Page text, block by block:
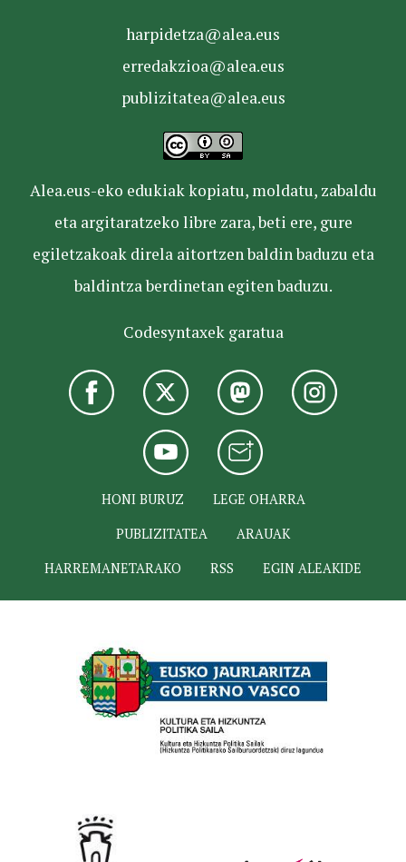
harpidetza@alea.eus
erredakzioa@alea.eus
publizitatea@alea.eus
Alea.eus-eko edukiak kopiatu, moldatu, zabaldu
eta argitaratzeko libre zara, beti ere, gure
egiletzakoak direla aitortzen baldin baduzu eta
baldintza berdinetan egiten baduzu.
Codesyntaxek garatua
HONI BURUZ
LEGE OHARRA
PUBLIZITATEA
ARAUAK
HARREMANETARAKO
RSS EGIN ALEAKIDE